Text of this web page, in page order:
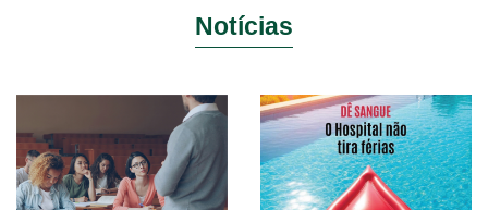
Notícias